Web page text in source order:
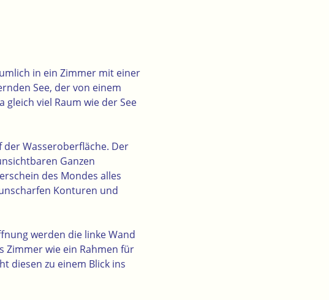
in ein Zimmer mit einer
See, der von einem
viel Raum wie der See
der Wasseroberfläche. Der
Ganzen
des Mondes alles
Konturen und
werden die linke Wand
Zimmer wie ein Rahmen für
diesen zu einem Blick ins